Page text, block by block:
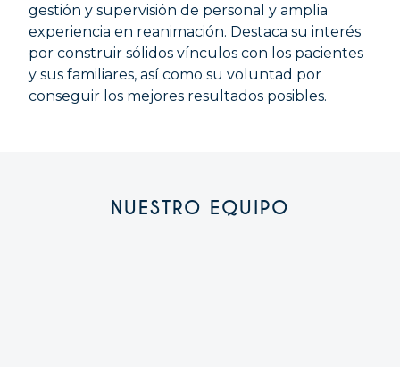
gestión y supervisión de personal y amplia
experiencia en reanimación. Destaca su interés
por construir sólidos vínculos con los pacientes
y sus familiares, así como su voluntad por
conseguir los mejores resultados posibles.
NUESTRO EQUIPO